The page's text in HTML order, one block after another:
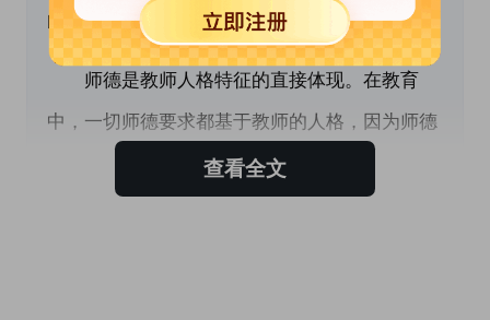
的灵魂，也就是我们通常所说的“师魂”。
师德是教师人格特征的直接体现。在教育
中，一切师德要求都基于教师的人格，因为师德
的魅力主要从人格特征中显示出来，历代的教育
查看全文